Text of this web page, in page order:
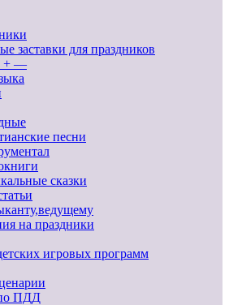
заставки для праздников
+ —
песни
сказки
на праздники
игровых программ
ПДД